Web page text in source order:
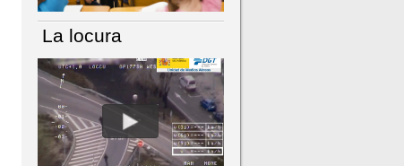
NÚMERO ACTUAL HEMEROTECA
La locura